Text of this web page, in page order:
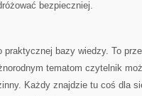
bezpieczniej.
praktycznej bazy wiedzy. To
tematom czytelnik
Każdy znajdzie tu coś dla